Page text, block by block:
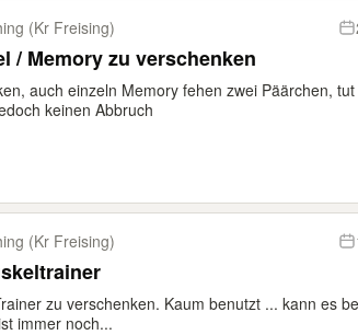
(Kr Freising)
/ Memory zu verschenken
auch einzeln Memory fehen zwei Päärchen,
keinen Abbruch
(Kr Freising)
zu verschenken. Kaum benutzt ... kann es
immer noch...